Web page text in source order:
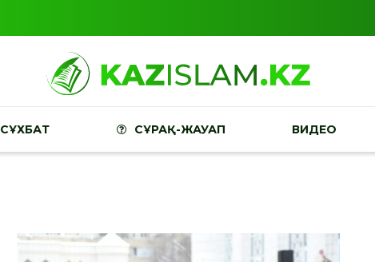
СҰХБАТ СҰРАҚ-ЖАУАП ВИДЕО